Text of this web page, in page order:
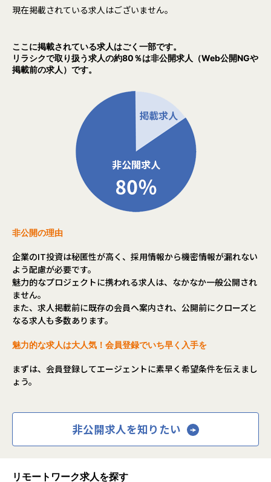
現在掲載されている求人はございません。
ここに掲載されている求人はごく一部です。
リラシクで取り扱う求人の約80％は非公開求人（Web公開NGや
掲載前の求人）です。
非公開の理由
企業のIT投資は秘匿性が高く、採用情報から機密情報が漏れない
よう配慮が必要です。
魅力的なプロジェクトに携われる求人は、なかなか一般公開され
ません。
また、求人掲載前に既存の会員へ案内され、公開前にクローズと
なる求人も多数あります。
魅力的な求人は大人気！会員登録でいち早く入手を
まずは、会員登録してエージェントに素早く希望条件を伝えまし
ょう。
非公開求人を知りたい
リモートワーク求人を探す